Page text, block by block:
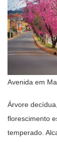
Avenida em
Árvore
florescimento
temperado.